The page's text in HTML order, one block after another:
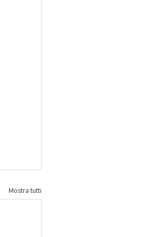
Mostra tutti